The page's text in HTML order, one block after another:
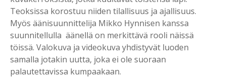
Teoksissa korostuu niiden tilallisuus ja ajallisuus.
Myös äänisuunnittelija Mikko Hynnisen kanssa
suunnitellulla äänellä on merkittävä rooli näissä
töissä. Valokuva ja videokuva yhdistyvät luoden
samalla jotakin uutta, joka ei ole suoraan
palautettavissa kumpaakaan.